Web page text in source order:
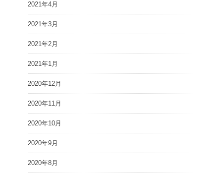
2021年4月
2021年3月
2021年2月
2021年1月
2020年12月
2020年11月
2020年10月
2020年9月
2020年8月